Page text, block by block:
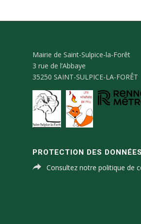
Mairie de Saint-Sulpice-la-Forêt
3 rue de l’Abbaye
35250 SAINT-SULPICE-LA-FORÊT
PROTECTION DES
Consultez notre politique de